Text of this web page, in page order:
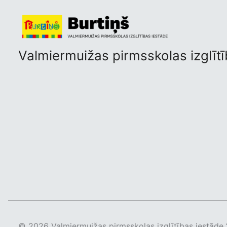
Valmiermuižas pirmsskolas